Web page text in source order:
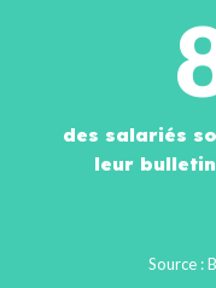
des salariés
leur
Source :